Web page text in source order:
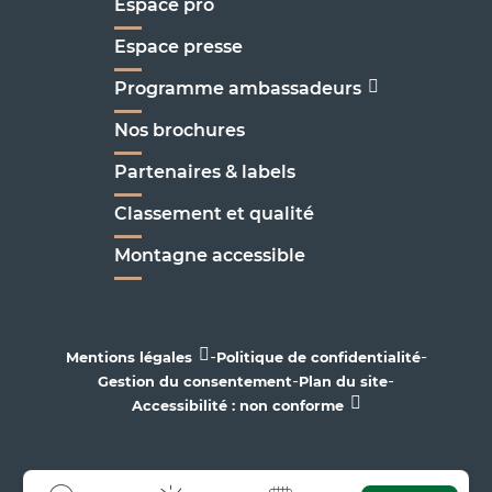
Espace pro
Espace presse
Programme ambassadeurs
Nos brochures
Partenaires & labels
Classement et qualité
Montagne accessible
Mentions légales -Politique de confidentialité-
Gestion du consentement-Plan du site-
Accessibilité : non conforme